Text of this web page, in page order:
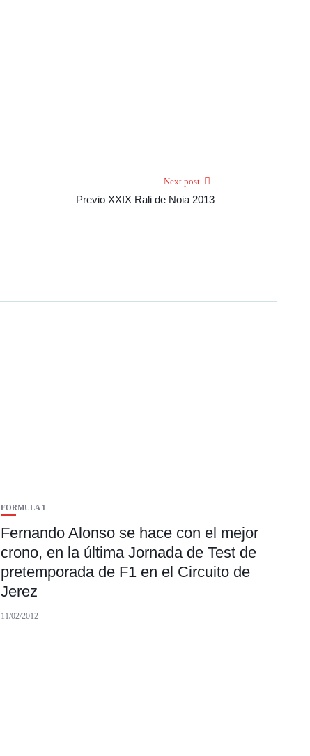
Next post
Previo XXIX Rali de Noia 2013
FORMULA 1
Fernando Alonso se hace con el mejor
crono, en la última Jornada de Test de
pretemporada de F1 en el Circuito de
Jerez
11/02/2012